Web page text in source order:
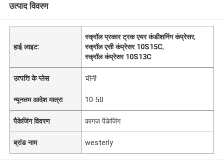
उत्पाद विवरण
हाई लाइट:
स्क्रॉल प्रकार ट्रक एयर कंडीशनिंग कंप्रेसर,
स्क्रॉल एसी कंप्रेसर 10S15C,
स्क्रॉल कंप्रेसर 10S13C
उत्पत्ति के प्लेस चीनी
न्यूनतम आदेश मात्रा 10-50
पैकेजिंग विवरण कागज पैकेजिंग
ब्रांड नाम westerly